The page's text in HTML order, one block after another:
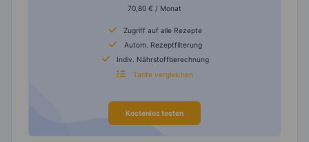
70,80 € / Monat
Zugriff auf alle Rezepte
Autom. Rezeptfilterung
Indiv. Nährstoffberechnung
Tarife vergleichen
Kostenlos testen